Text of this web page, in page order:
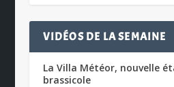
VIDÉOS DE LA SEMAINE
La Villa Météor, nouvelle
brassicole